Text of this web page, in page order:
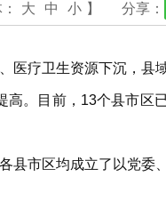
分享：
大 中 小 】
医疗卫生资源下沉，县
高。目前，13个县市区
县市区均成立了以党委